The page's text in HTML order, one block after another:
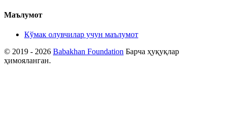
Маълумот
Кўмак олувчилар учун маълумот
© 2019 - 2026 Babakhan Foundation Барча ҳуқуқлар
ҳимояланган.